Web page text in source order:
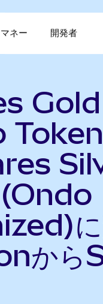
マネー 開発者
に
から